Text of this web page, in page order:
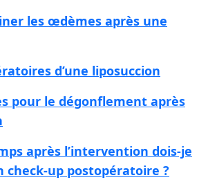
les œdèmes après une
d’une liposuccion
pour le dégonflement après
après l’intervention dois-je
check-up postopératoire ?